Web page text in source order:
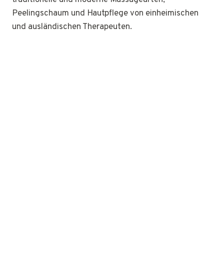
Peelingschaum und Hautpflege von einheimischen
und ausländischen Therapeuten.